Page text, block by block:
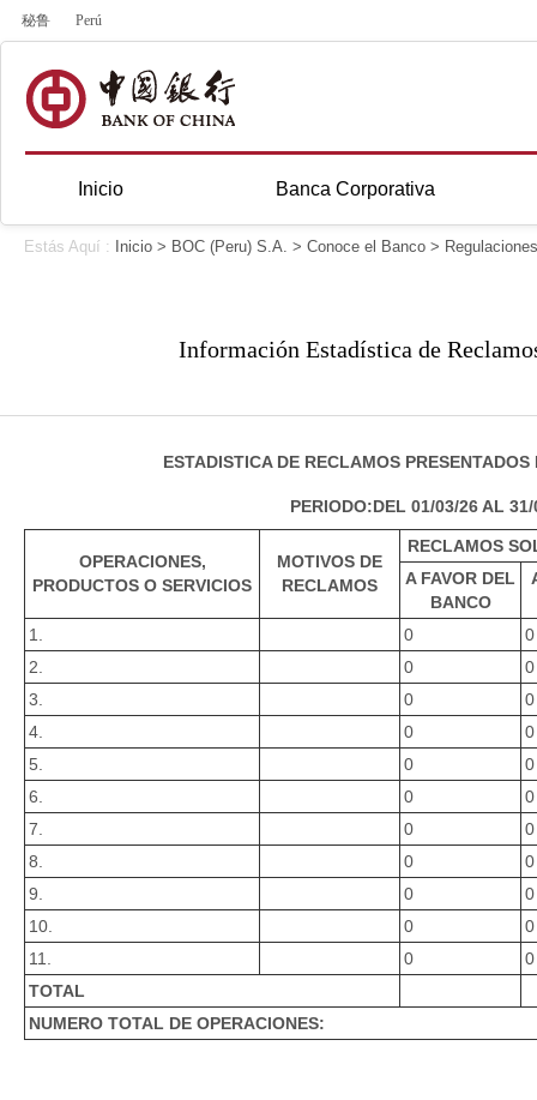
秘鲁 Perú
Inicio Banca Corporativa
Estás Aquí : Inicio > BOC (Peru) S.A. > Conoce el Banco > Regulaciones
Información Estadística de
ESTADISTICA DE RECLAMOS
PERIODO:DEL 01/03/26 AL 31/
OPERACIONES,
PRODUCTOS O SERVICIOS
MOTIVOS DE
RECLAMOS
RECLAMOS
A FAVOR DEL
BANCO
1. 0
0
2.
0
0
3.
0
0
4.
0
0
5.
0
0
6.
0
0
7.
0
0
8.
0
0
9.
0
0
10.
0
0
11.
0
0
TOTAL
NUMERO TOTAL DE OPERACIONES: